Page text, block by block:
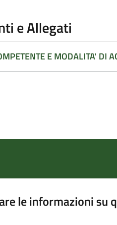
e Allegati
E MODALITA' DI
le informazioni su